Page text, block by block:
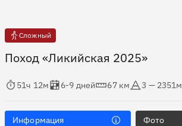
Сложный
Поход «Ликийская 2025»
в пути
51ч 12м
Оценка в днях
6-9 дней
Дистанция
67 км
Абсолютная высота
3 — 2351м
Информация Фото